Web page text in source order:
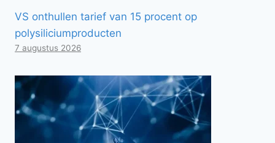
VS onthullen tarief van 15 procent op
polysiliciumproducten
7 augustus 2026